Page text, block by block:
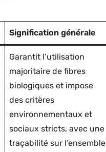
Signification générale
Garantit l’utilisation
majoritaire de fibres
biologiques et impose
des critères
environnementaux et
sociaux stricts, avec une
traçabilité sur l’ensemble